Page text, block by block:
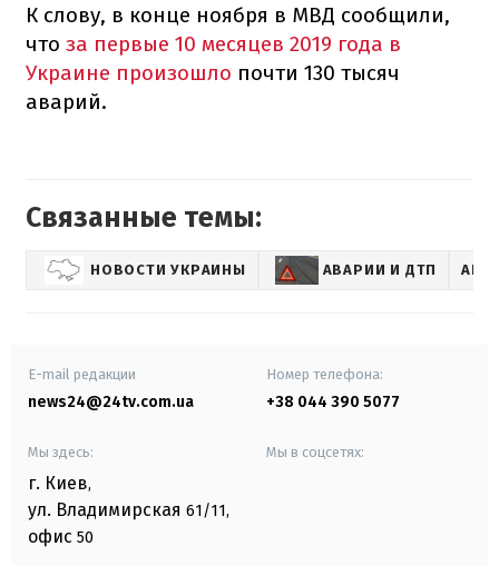
К слову, в конце ноября в МВД сообщили,
что за первые 10 месяцев 2019 года в
Украине произошло почти 130 тысяч
аварий.
Связанные темы:
НОВОСТИ УКРАИНЫ АВАРИИ И ДТП
E-mail редакции
news24@24tv.com.ua
Номер телефона:
+38 044 390 5077
Мы здесь:
г. Киев,
ул. Владимирская 61/11,
офис 50
Мы в соцсетях: